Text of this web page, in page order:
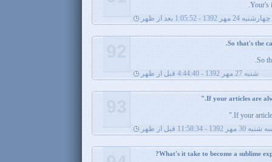
Your's
چهارشنبه 24 مهر 1392 - 1:05:52 بعد از ظهر
So
شنبه 27 مهر 1392 - 4:44:40 قبل از ظهر
If your
30 مهر 1392 - 11:58:34 قبل از ظهر